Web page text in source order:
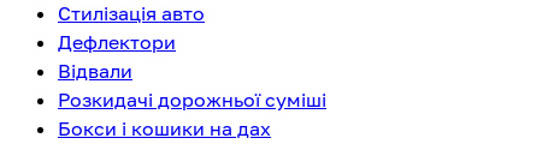
Стилізація авто
Дефлектори
Відвали
Розкидачі дорожньої суміші
Бокси і кошики на дах